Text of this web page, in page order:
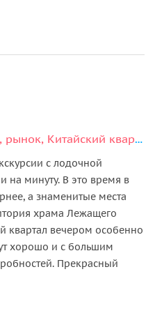
Вечерний Бангкок: храмы, рынок, Китайский квартал и уличная еда
с лодочной
на минуту. В это время в
а знаменитые места
храма Лежащего
квартал вечером особенно
хорошо и с большим
Прекрасный